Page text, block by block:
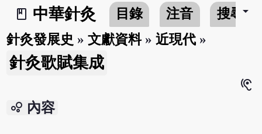
book_2
中華針灸 目錄 注音 搜尋arrow_drop_down
針灸發展史 »文獻資料»近現代 »
針灸歌賦集成
hearing
bubble_chart 內容